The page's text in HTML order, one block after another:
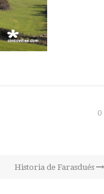
0
Historia de Farasdués